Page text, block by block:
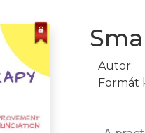
Autor:
Formát